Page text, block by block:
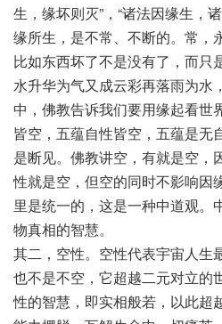
生，缘坏则灭”，“诸法因缘生，
缘所生，是不常、不断的。常，
比如东西坏了不是没有了，而只
水升华为气又成云彩再落雨为水
中，佛教告诉我们要用缘起看世
皆空，五蕴自性皆空，五蕴是无
是断见。佛教讲空，有就是空，
性就是空，但空的同时不影响因
里是统一的，这是一种中道观。
物真相的智慧。
其二，空性。空性代表宇宙人生
也不是不空，它超越二元对立的
性的智慧，即实相般若，以此超